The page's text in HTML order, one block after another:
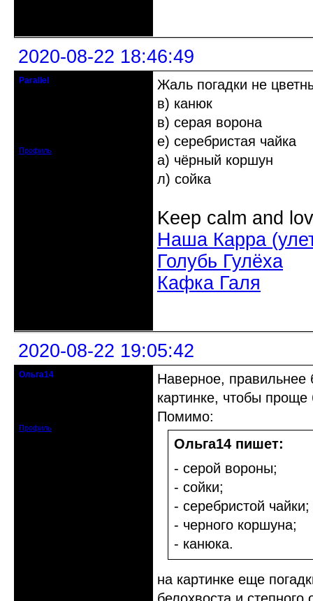
2020-08-22 18:46:49
Parallel
Профиль
Жаль погадки не
в) канюк
в) серая ворона
е) серебристая чайка
а) чёрный коршун
л) сойка
Keep calm and
Наша Карра
Голубь Гулёха
Кафка Галя
2020-08-22 19:05:42
Ольга14
Профиль
Наверное, правильнее
картинке, чтобы
Помимо:
Ольга14 пишет:
- серой вороны;
- сойки;
- серебристой чайки;
- черного коршуна;
- канюка.
на картинке еще